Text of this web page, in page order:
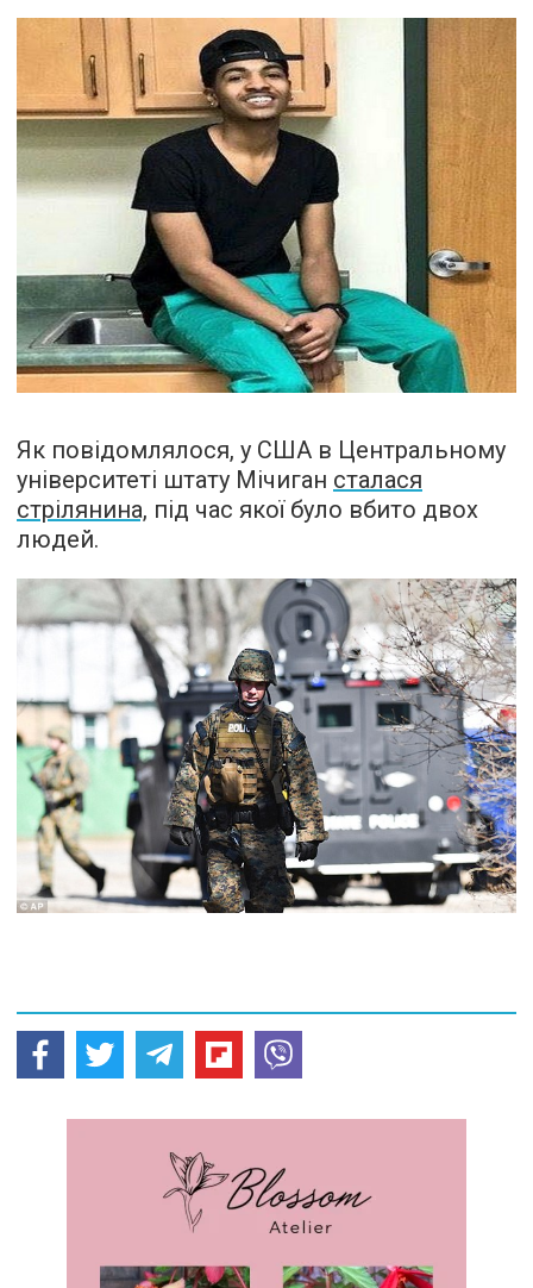
Як повідомлялося, у США в Центральному
університеті штату Мічиган сталася
стрілянина, під час якої було вбито двох
людей.